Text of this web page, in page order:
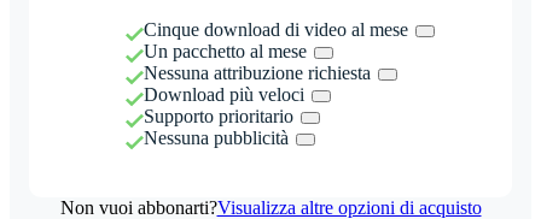
Cinque download di video al mese
Un pacchetto al mese
Nessuna attribuzione richiesta
Download più veloci
Supporto prioritario
Nessuna pubblicità
Non vuoi abbonarti?Visualizza altre opzioni di acquisto